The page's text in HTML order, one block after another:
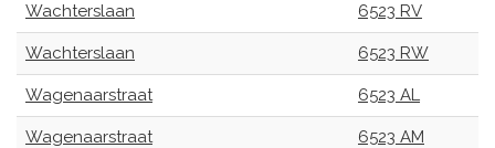
Wachterslaan 6523 RV
Wachterslaan 6523 RW
Wagenaarstraat 6523 AL
Wagenaarstraat 6523 AM